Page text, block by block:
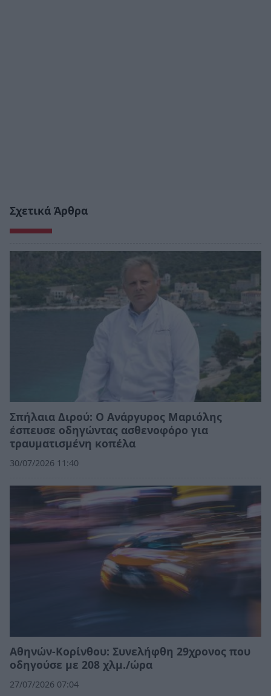
Σχετικά Άρθρα
Σπήλαια Διρού: Ο Ανάργυρος Μαριόλης
έσπευσε οδηγώντας ασθενοφόρο για
τραυματισμένη κοπέλα
30/07/2026 11:40
Αθηνών-Κορίνθου: Συνελήφθη 29χρονος που
οδηγούσε με 208 χλμ./ώρα
27/07/2026 07:04